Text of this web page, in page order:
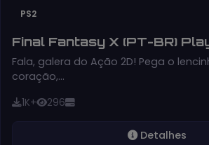
PS2
Final Fantasy X (PT-BR)
Fala, galera do Ação 2D! Pega o
coração,…
1K+ 296
Detalhes